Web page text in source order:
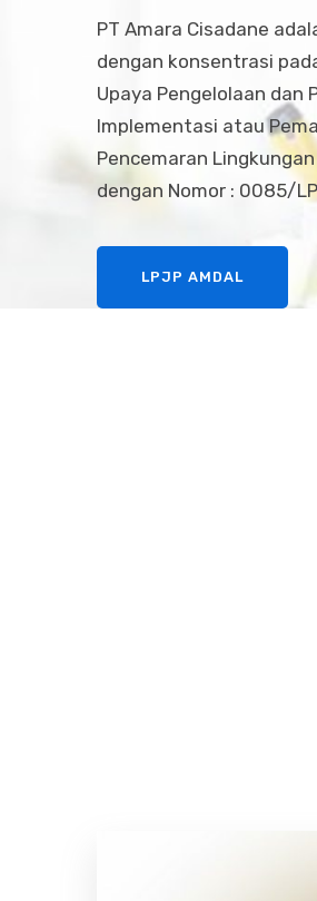
PT Amara Cisadane
dengan konsentrasi
Upaya Pengelolaan dan
Implementasi atau
Pencemaran
dengan Nomor : 0085/
LPJP AMDAL